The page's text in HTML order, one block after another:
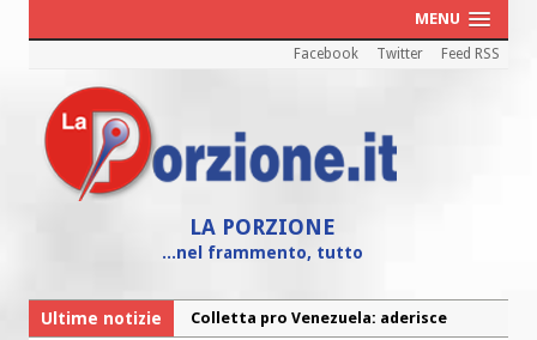
MENU
Facebook Twitter Feed RSS
LA PORZIONE
...nel frammento, tutto
Ultime notizie
Colletta pro Venezuela: aderisce